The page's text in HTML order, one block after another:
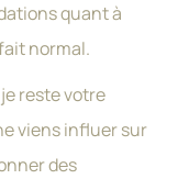
quant à
normal.
reste votre
viens influer sur
des